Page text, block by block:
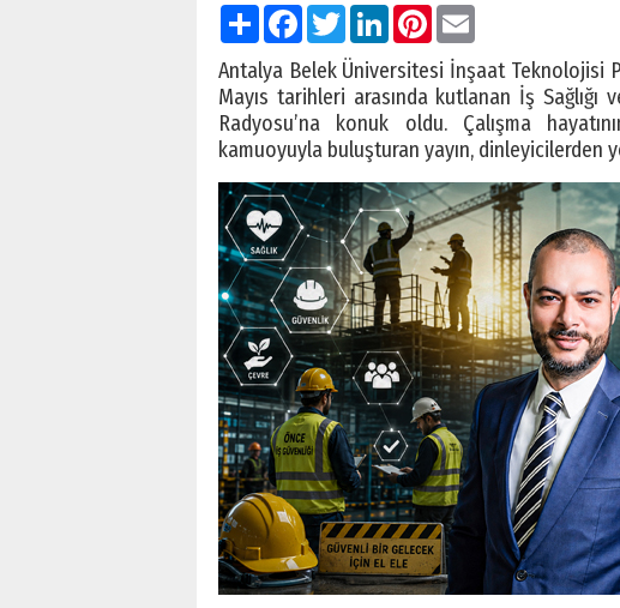
PaylaşFacebook
TwitterLinkedInPinterest
Antalya Belek Üniversitesi İnşaat Teknolojisi
Mayıs tarihleri arasında kutlanan İş Sağlığı
Radyosu’na konuk oldu. Çalışma
kamuoyuyla buluşturan yayın, dinleyicilerden